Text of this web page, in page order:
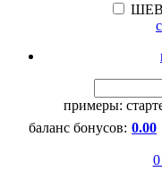
примеры:
баланс бонусов: 0.00